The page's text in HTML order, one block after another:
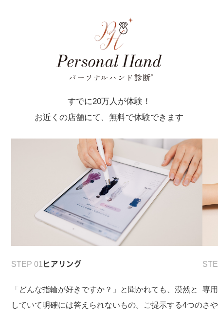
すでに20万人が体験！
お近くの店舗にて、無料で体験できます
STEP 01 ヒアリング
「どんな指輪が好きですか？」と聞かれても、漠然と
していて明確には答えられないもの。ご提示する4つの
専
さ